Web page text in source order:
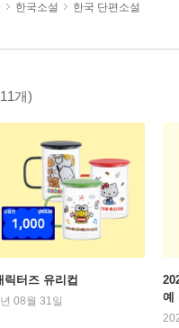
한국소설 한국 단편소설
개)
터즈 유리컵
08월 31일
예